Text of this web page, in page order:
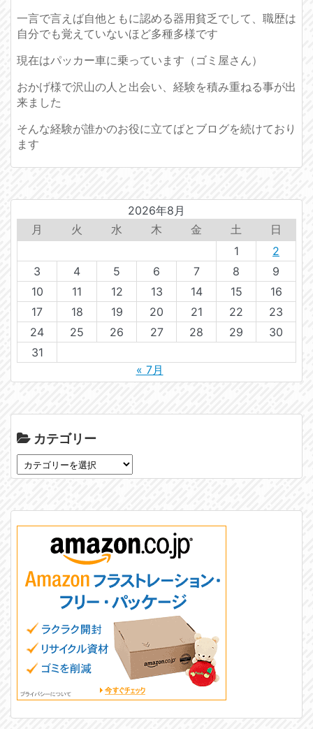
一言で言えば自他ともに認める器用貧乏でして、職歴は
自分でも覚えていないほど多種多様です
現在はパッカー車に乗っています（ゴミ屋さん）
おかげ様で沢山の人と出会い、経験を積み重ねる事が出
来ました
そんな経験が誰かのお役に立てばとブログを続けており
ます
2026年8月
月
火 水 木 金 土
日
1
2
3
4 5 6 7 8
9
10
11 12 13 14 15
16
17
18 19 20 21 22
23
24
25 26 27 28 29
30
31
« 7月
カテゴリー